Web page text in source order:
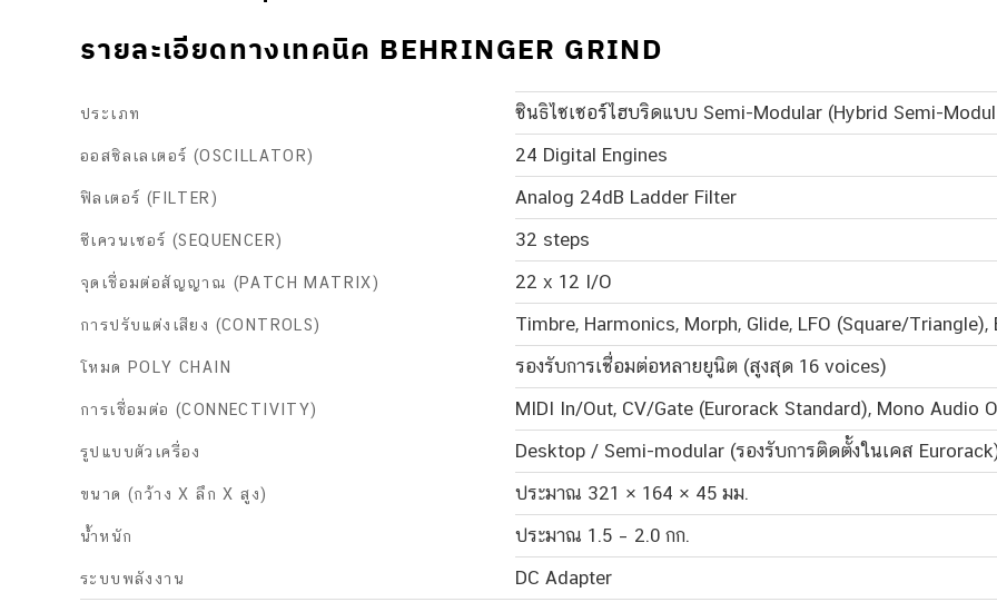
รายละเอียดทางเทคนิค BEHRINGER GRIND
ประเภท ซินธิไซเซอร์ไฮบริดแบบ Semi-Modular (Hybrid Semi-
ออสซิลเลเตอร์ (OSCILLATOR) 24 Digital Engines
ฟิลเตอร์ (FILTER) Analog 24dB Ladder Filter
ซีเควนเซอร์ (SEQUENCER) 32 steps
จุดเชื่อมต่อสัญญาณ (PATCH MATRIX) 22 x 12 I/O
การปรับแต่งเสียง (CONTROLS) Timbre, Harmonics, Morph, Glide, LFO (Square/Triangle),
โหมด POLY CHAIN รองรับการเชื่อมต่อหลายยูนิต (สูงสุด 16 voices)
การเชื่อมต่อ (CONNECTIVITY) MIDI In/Out, CV/Gate (Eurorack Standard), Mono Audio
รูปแบบตัวเครื่อง Desktop / Semi-modular (รองรับการติดตั้งในเคส
ขนาด (กว้าง X ลึก X สูง) ประมาณ 321 × 164 × 45 มม.
น้ำหนัก ประมาณ 1.5 – 2.0 กก.
ระบบพลังงาน DC Adapter